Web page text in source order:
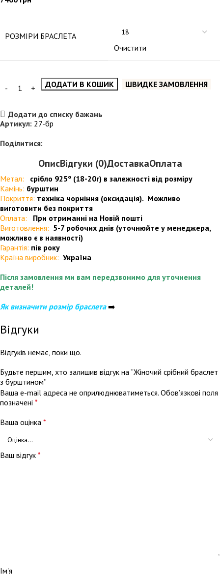
РОЗМІРИ БРАСЛЕТА
Очистити
ДОДАТИ В КОШИК ШВИДКЕ ЗАМОВЛЕННЯ
Додати до списку бажань
Артикул: 27-бр
Поділитися:
ОписВідгуки (0)ДоставкаОплата
Метал:
срібло 925º (18-20г) в залежності від розміру
Камінь: бурштин
Покриття: техніка чорніння (оксидація). Можливо
виготовити без покриття
Оплата:
При отриманні на Новій пошті
Виготовлення: 5-7 робочих днів (уточнюйте у менеджера,
можливо є в наявності)
Гарантія: пів року
Країна виробник: Україна
Після замовлення ми вам передзвонимо для уточнення
деталей!
Як визначити розмір браслета➡️
Відгуки
Відгуків немає, поки що.
Будьте першим, хто залишив відгук на “Жіночий срібний браслет
з бурштином”
Ваша e-mail адреса не оприлюднюватиметься. Обов’язкові поля
позначені *
Ваша оцінка *
Ваш відгук *
Ім'я